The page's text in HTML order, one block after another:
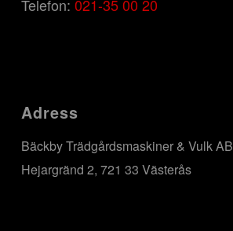
Telefon: 021-35 00 20
Adress
Bäckby Trädgårdsmaskiner & Vulk AB
Hejargränd 2, 721 33 Västerås